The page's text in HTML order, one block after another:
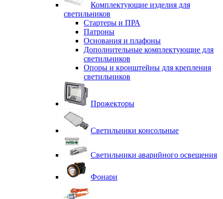
Комплектующие изделия для
светильников
Стартеры и ПРА
Патроны
Основания и плафоны
Дополнительные комплектующие для
светильников
Опоры и кронштейны для крепления
светильников
Прожекторы
Светильники консольные
Светильники аварийного освещения
Фонари